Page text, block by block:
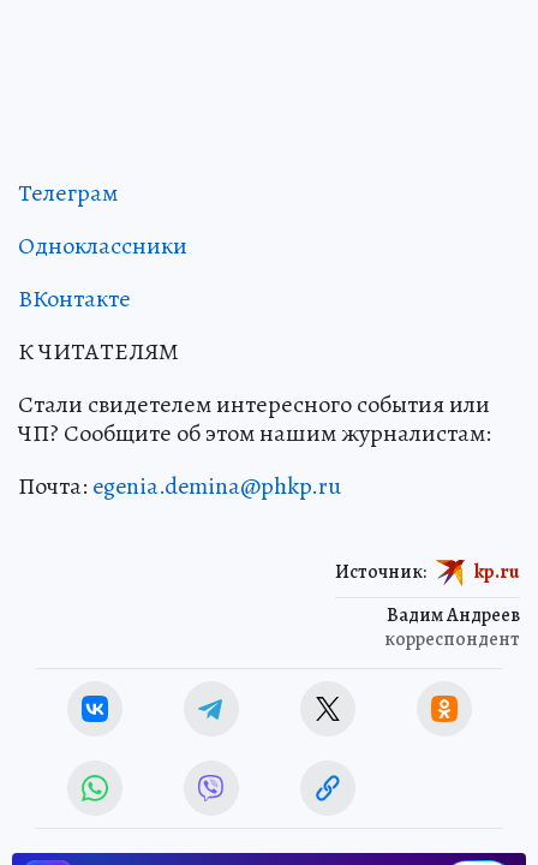
Телеграм
Одноклассники
ВКонтакте
К ЧИТАТЕЛЯМ
Стали свидетелем интересного события или
ЧП? Сообщите об этом нашим журналистам:
Почта: egenia.demina@phkp.ru
Вадим Андреев
корреспондент
Источник: kp.ru